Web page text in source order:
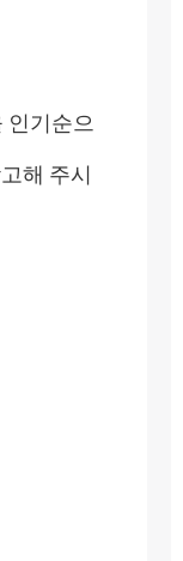
기순으
해 주시